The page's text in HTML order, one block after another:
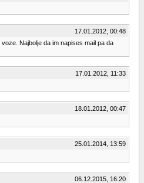
17.01.2012, 00:48
Najbolje da im napises mail pa da
17.01.2012, 11:33
18.01.2012, 00:47
25.01.2014, 13:59
06.12.2015, 16:20